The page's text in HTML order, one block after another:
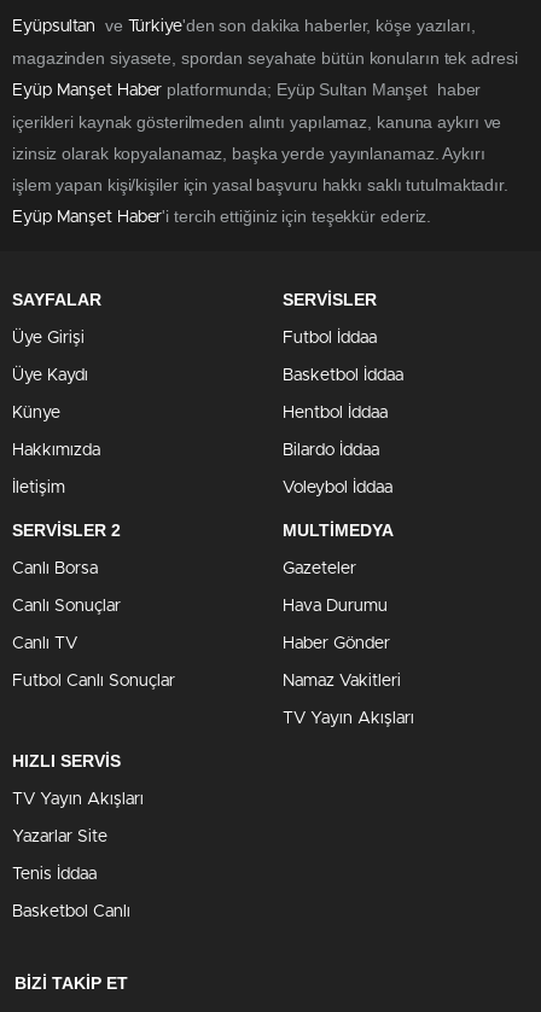
Eyüpsultan ve Türkiye'den son dakika haberler, köşe yazıları,
magazinden siyasete, spordan seyahate bütün konuların tek adresi
Eyüp Manşet Haber platformunda; Eyüp Sultan Manşet haber
içerikleri kaynak gösterilmeden alıntı yapılamaz, kanuna aykırı ve
izinsiz olarak kopyalanamaz, başka yerde yayınlanamaz. Aykırı
işlem yapan kişi/kişiler için yasal başvuru hakkı saklı tutulmaktadır.
Eyüp Manşet Haber'i tercih ettiğiniz için teşekkür ederiz.
SAYFALAR
Üye Girişi
Üye Kaydı
Künye
Hakkımızda
İletişim
SERVİSLER
Futbol İddaa
Basketbol İddaa
Hentbol İddaa
Bilardo İddaa
Voleybol İddaa
SERVİSLER 2
Canlı Borsa
Canlı Sonuçlar
Canlı TV
Futbol Canlı Sonuçlar
MULTİMEDYA
Gazeteler
Hava Durumu
Haber Gönder
Namaz Vakitleri
TV Yayın Akışları
HIZLI SERVİS
TV Yayın Akışları
Yazarlar Site
Tenis İddaa
Basketbol Canlı
BİZİ TAKİP ET